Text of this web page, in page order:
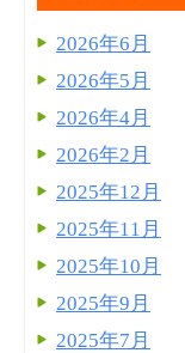
2026年6月
2026年5月
2026年4月
2026年2月
2025年12月
2025年11月
2025年10月
2025年9月
2025年7月